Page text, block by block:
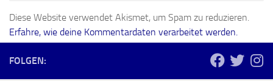
Diese Website verwendet Akismet, um Spam zu reduzieren.
Erfahre, wie deine Kommentardaten verarbeitet werden.
FOLGEN: